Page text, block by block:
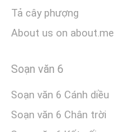
Tả cây phượng
About us on about.me
Soạn văn 6
Soạn văn 6 Cánh diều
Soạn văn 6 Chân trời